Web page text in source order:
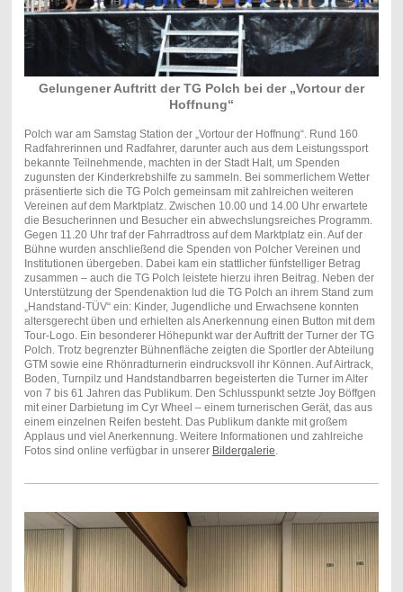
Gelungener Auftritt der TG Polch bei der „Vortour der
Hoffnung“
Polch war am Samstag Station der „Vortour der Hoffnung“. Rund 160
Radfahrerinnen und Radfahrer, darunter auch aus dem Leistungssport
bekannte Teilnehmende, machten in der Stadt Halt, um Spenden
zugunsten der Kinderkrebshilfe zu sammeln. Bei sommerlichem Wetter
präsentierte sich die TG Polch gemeinsam mit zahlreichen weiteren
Vereinen auf dem Marktplatz. Zwischen 10.00 und 14.00 Uhr erwartete
die Besucherinnen und Besucher ein abwechslungsreiches Programm.
Gegen 11.20 Uhr traf der Fahrradtross auf dem Marktplatz ein. Auf der
Bühne wurden anschließend die Spenden von Polcher Vereinen und
Institutionen übergeben. Dabei kam ein stattlicher fünfstelliger Betrag
zusammen – auch die TG Polch leistete hierzu ihren Beitrag. Neben der
Unterstützung der Spendenaktion lud die TG Polch an ihrem Stand zum
„Handstand-TÜV“ ein: Kinder, Jugendliche und Erwachsene konnten
altersgerecht üben und erhielten als Anerkennung einen Button mit dem
Tour-Logo. Ein besonderer Höhepunkt war der Auftritt der Turner der TG
Polch. Trotz begrenzter Bühnenfläche zeigten die Sportler der Abteilung
GTM sowie eine Rhönradturnerin eindrucksvoll ihr Können. Auf Airtrack,
Boden, Turnpilz und Handstandbarren begeisterten die Turner im Alter
von 7 bis 61 Jahren das Publikum. Den Schlusspunkt setzte Joy Böffgen
mit einer Darbietung im Cyr Wheel – einem turnerischen Gerät, das aus
einem einzelnen Reifen besteht. Das Publikum dankte mit großem
Applaus und viel Anerkennung. Weitere Informationen und zahlreiche
Fotos sind online verfügbar in unserer Bildergalerie.